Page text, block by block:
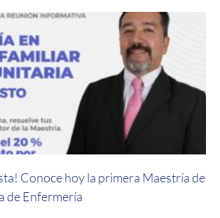
Conoce hoy la primera Maestría de
de Enfermería